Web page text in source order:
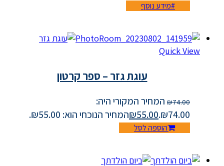
מידע נוסף
Quick View
עוגת גזר – ספר קרטון
₪74.00
המחיר המקורי היה:
₪74.00.
₪55.00 המחיר הנוכחי הוא: ₪55.00.
הוספה לסל